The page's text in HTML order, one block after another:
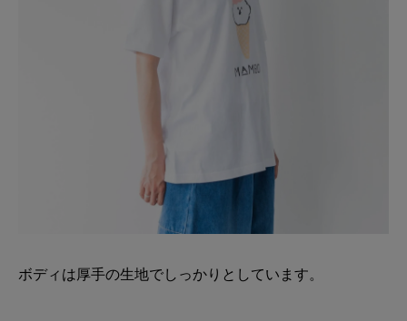
ボディは厚手の生地でしっかりとしています。